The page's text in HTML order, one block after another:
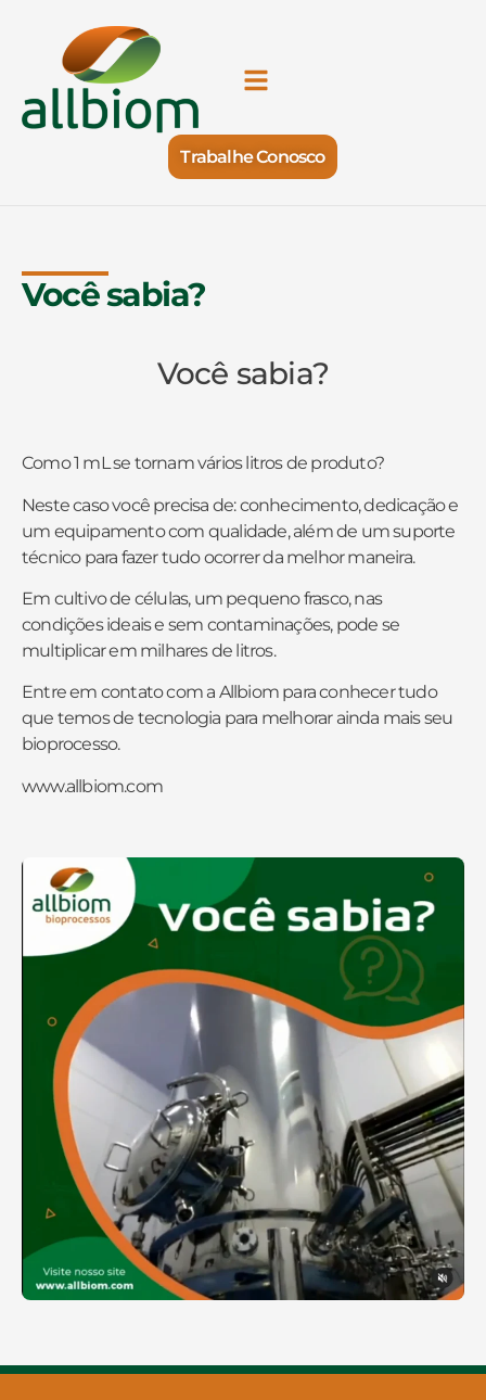
Trabalhe Conosco
Você sabia?
Você sabia?
Como 1 mL se tornam vários litros de produto?
Neste caso você precisa de: conhecimento, dedicação e
um equipamento com qualidade, além de um suporte
técnico para fazer tudo ocorrer da melhor maneira.
Em cultivo de células, um pequeno frasco, nas
condições ideais e sem contaminações, pode se
multiplicar em milhares de litros.
Entre em contato com a Allbiom para conhecer tudo
que temos de tecnologia para melhorar ainda mais seu
bioprocesso.
www.allbiom.com